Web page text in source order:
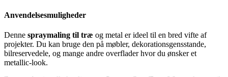
Anvendelsesmuligheder
Denne spraymaling til træ og metal er ideel til en bred vifte af
projekter. Du kan bruge den på møbler, dekorationsgensstande,
bilreservedele, og mange andre overflader hvor du ønsker et
metallic-look.